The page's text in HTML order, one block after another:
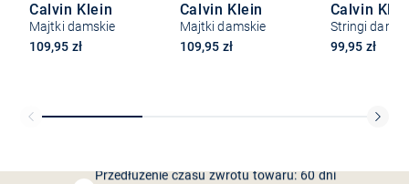
Calvin Klein
Majtki damskie
109,95 zł
Calvin Klein
Majtki damskie
109,95 zł
Calvin
Stringi
99,95 zł